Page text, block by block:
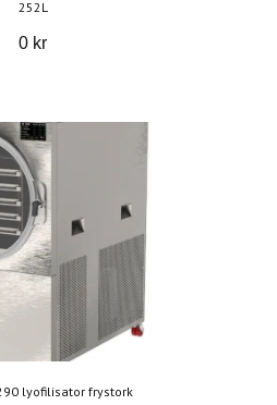
252L
0 kr
lyofilisator frystork